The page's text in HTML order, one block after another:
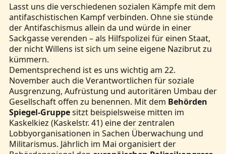
Lasst uns die verschiedenen sozialen Kämpfe mit dem
antifaschistischen Kampf verbinden. Ohne sie stünde
der Antifaschismus allein da und würde in einer
Sackgasse verenden – als Hilfspolizei für einen Staat,
der nicht Willens ist sich um seine eigene Nazibrut zu
kümmern.
Dementsprechend ist es uns wichtig am 22.
November auch die Verantwortlichen für soziale
Ausgrenzung, Aufrüstung und autoritären Umbau der
Gesellschaft offen zu benennen. Mit dem Behörden
Spiegel-Gruppesitzt beispielsweise mitten im
Kaskelkiez (Kaskelstr. 41) eine der zentralen
Lobbyorganisationen in Sachen Überwachung und
Militarismus. Jährlich im Mai organisiert der